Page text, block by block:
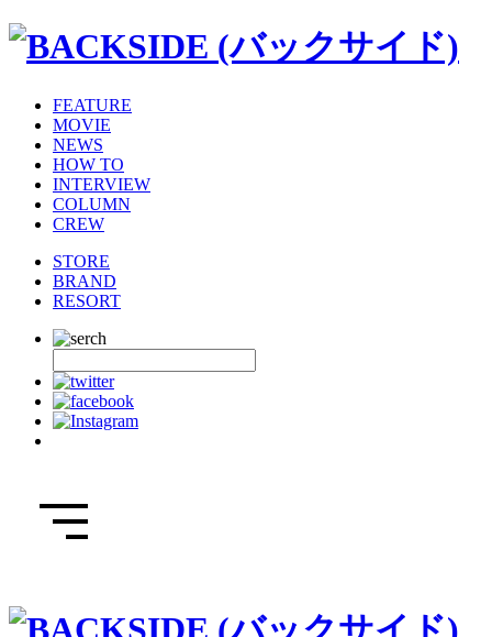
FEATURE
MOVIE
NEWS
HOW TO
INTERVIEW
COLUMN
CREW
STORE
BRAND
RESORT